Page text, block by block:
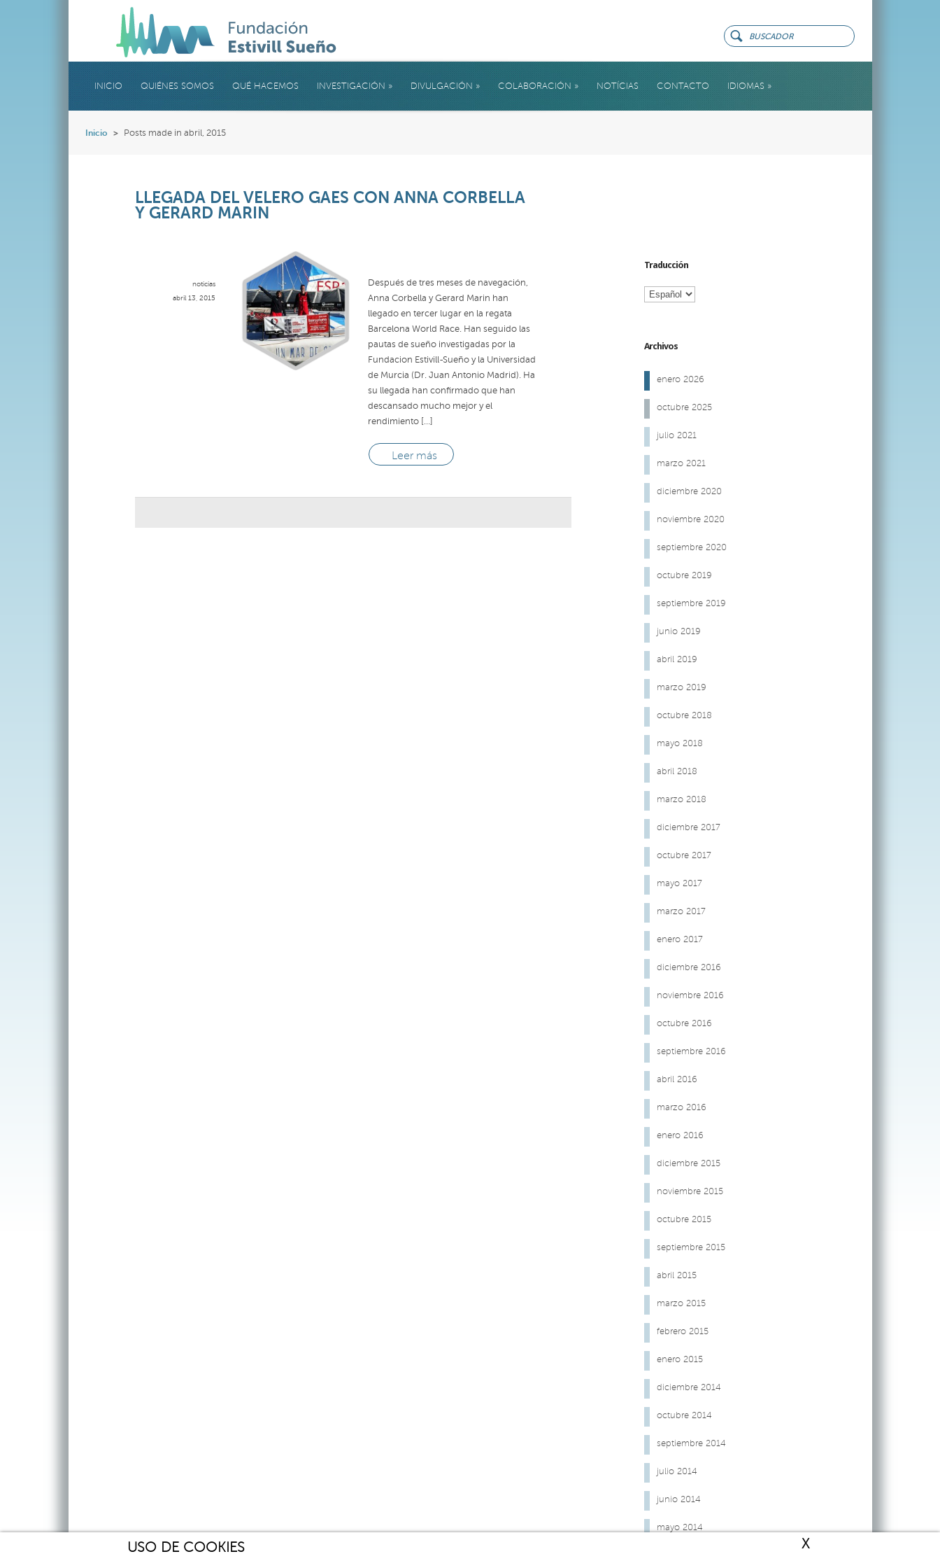
INICIO QUIÉNES SOMOS QUÉ HACEMOS INVESTIGACIÓN » DIVULGACIÓN » COLABORACIÓN » NOTÍCIAS CONTACTO IDIOMAS »
Inicio > Posts made in abril, 2015
LLEGADA DEL VELERO GAES CON ANNA CORBELLA
Y GERARD MARIN
noticias
abril 13, 2015
Después de tres meses de navegación,
Anna Corbella y Gerard Marin han
llegado en tercer lugar en la regata
Barcelona World Race. Han seguido las
pautas de sueño investigadas por la
Fundacion Estivill-Sueño y la Universidad
de Murcia (Dr. Juan Antonio Madrid). Ha
su llegada han confirmado que han
descansado mucho mejor y el
rendimiento […]
Leer más
Traducción
Archivos
enero 2026
octubre 2025
julio 2021
marzo 2021
diciembre 2020
noviembre 2020
septiembre 2020
octubre 2019
septiembre 2019
junio 2019
abril 2019
marzo 2019
octubre 2018
mayo 2018
abril 2018
marzo 2018
diciembre 2017
octubre 2017
mayo 2017
marzo 2017
enero 2017
diciembre 2016
noviembre 2016
octubre 2016
septiembre 2016
abril 2016
marzo 2016
enero 2016
diciembre 2015
noviembre 2015
octubre 2015
septiembre 2015
abril 2015
marzo 2015
febrero 2015
enero 2015
diciembre 2014
octubre 2014
septiembre 2014
julio 2014
junio 2014
mayo 2014
X
USO DE COOKIES